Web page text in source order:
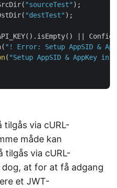
"sourceTest" );
"destTest" );
||
"! Error: Setup AppSID &
( "Setup AppSID & AppKey in
tilgås via cURL-
måde kan
tilgås via cURL-
at for at få adgang
et JWT-